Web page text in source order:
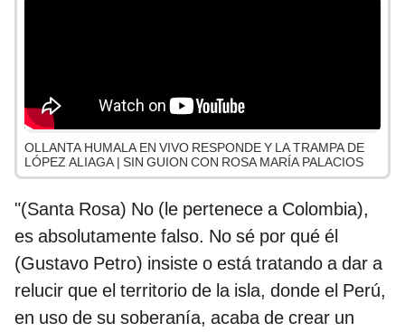
OLLANTA HUMALA EN VIVO RESPONDE Y LA TRAMPA DE
LÓPEZ ALIAGA | SIN GUION CON ROSA MARÍA PALACIOS
"(Santa Rosa) No (le pertenece a Colombia),
es absolutamente falso. No sé por qué él
(Gustavo Petro) insiste o está tratando a dar a
relucir que el territorio de la isla, donde el Perú,
en uso de su soberanía, acaba de crear un